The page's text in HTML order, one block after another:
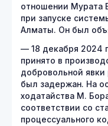
отношении Мурата
при запуске
Алматы. Он был
— 18 декабря 2024
принято в
добровольной
был задержан. На
ходатайства М.
соответствии со
процессуального